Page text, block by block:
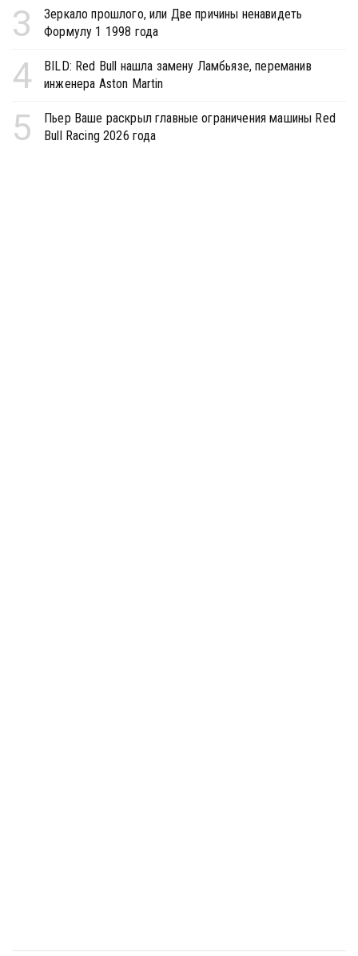
3
Зеркало прошлого, или Две причины ненавидеть
Формулу 1 1998 года
4
BILD: Red Bull нашла замену Ламбьязе, переманив
инженера Aston Martin
5
Пьер Ваше раскрыл главные ограничения машины Red
Bull Racing 2026 года